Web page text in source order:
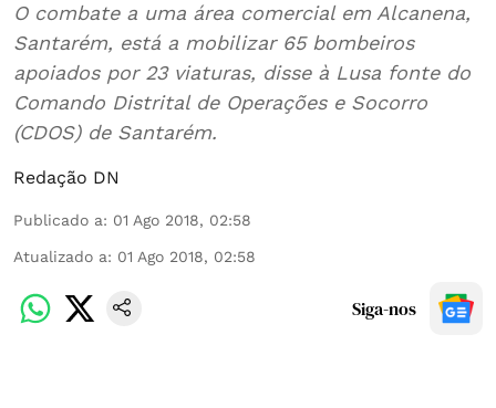
O combate a uma área comercial em Alcanena,
Santarém, está a mobilizar 65 bombeiros
apoiados por 23 viaturas, disse à Lusa fonte do
Comando Distrital de Operações e Socorro
(CDOS) de Santarém.
Redação DN
Publicado a: 01 Ago 2018, 02:58
Atualizado a: 01 Ago 2018, 02:58
Siga-nos